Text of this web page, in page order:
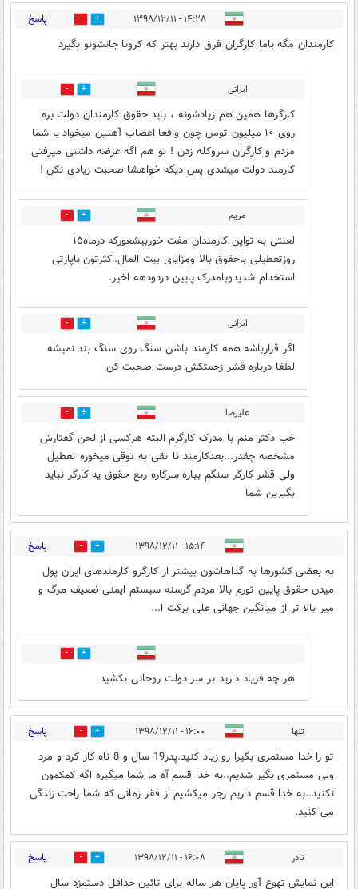
۱۴:۲۸ - ۱۳۹۸/۱۲/۱۱ 5 پاسخ
کارمندان مگه باما کارگران فرق دارند بهتر که کرونا جانشونو بگیرد
ایرانی 14
کارگرها همین هم زیادشونه ، باید حقوق کارمندان دولت بره
روی ۱۰ میلیون تومن چون واقعا اعصاب آهنین میخواد با شما
مردم و کارگران سروکله زدن ! تو هم اگه عرضه داشتی میرفتی
کارمند دولت میشدی پس دیگه خواهشا صحبت زیادی نکن !
مریم 7
لعنتی به تواین کارمندان مفت خوربیشعورکه درماه١٥
روزتعطیلی باحقوق بالا ومزایای بیت المال.اکثرتون باپارتی
استخدام شدیدوبامدرک پایین دردودهه اخیر.
ایرانی 7
اگر قرارباشه همه کارمند باشن سنگ روی سنگ بند نمیشه
لطفا درباره قشر زحمتکش درست صحبت کن
علیرضا 7
خب دکتر منم با مدرک کارگرم البته هرکسی از لحن گفتارش
مشخصه چقدر...بعدکارمند تا تقی به توقی میخوره تعطیل
ولی قشر کارگر سنگم بباره سرکاره ربع حقوق یه کارگر نباید
بگیرین شما
۱۵:۱۴ - ۱۳۹۸/۱۲/۱۱ 19 پاسخ
به بعضی کشورها به گداهاشون بیشتر از کارگرو کارمندهای ایران پول
میدن حقوق پایین تورم بالا مردم گرسنه سیستم ایمنی ضعیف مرگ و
میر بالا تر از میانگین جهانی علی برکت ا...
2
هر چه فریاد دارید بر سر دولت روحانی بکشید
تنها ۱۶:۰۰ - ۱۳۹۸/۱۲/۱۱ 7 پاسخ
تو را خدا مستمری بگیرا رو زیاد کنید.پدر19 سال و 8 ناه کار کرد و مرد
ولی مستمری بگیر شدیم..به خدا قسم آه ما شما میگیره اگه کمکمون
نکنید..به خدا قسم داریم زجر میکشیم از فقر زمانی که شما راحت زندگی
می کنید.
نادر ۱۶:۰۸ - ۱۳۹۸/۱۲/۱۱ 15 پاسخ
این نمایش تهوع آور پایان هر ساله برای تائین حداقل دستمزد سال